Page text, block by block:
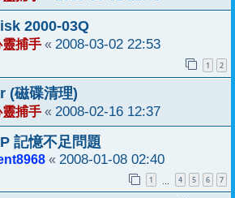
2000-03Q
靈捕手 « 2008-03-02 22:53
1 2
(磁碟清理)
靈捕手 « 2008-02-16 12:37
記憶不足問題
« 2008-01-08 02:40
1 4 5 6 7